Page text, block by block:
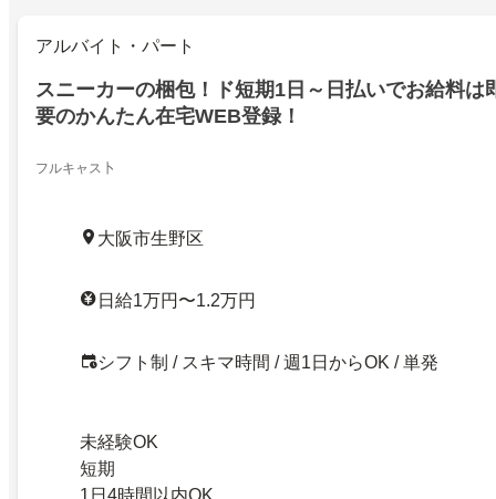
アルバイト・パート
スニーカーの梱包！ド短期1日～日払いでお給料は
要のかんたん在宅WEB登録！
フルキャス卜
大阪市生野区
日給1万円〜1.2万円
シフト制 / スキマ時間 / 週1日からOK / 単発
未経験OK
短期
1日4時間以内OK